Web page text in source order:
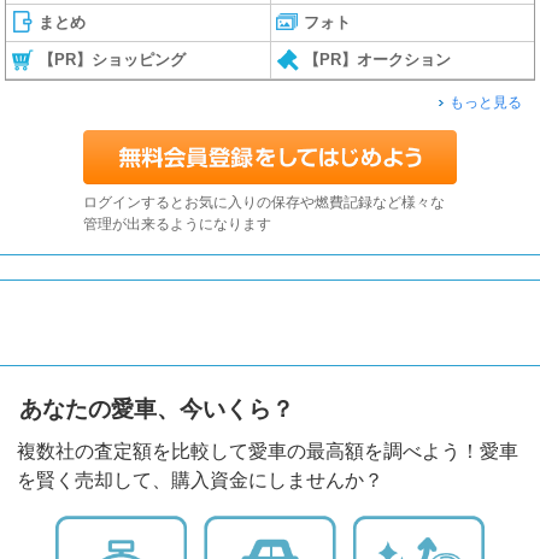
まとめ フォト
【PR】ショッピング 【PR】オークション
もっと見る
ログインするとお気に入りの保存や燃費記録など様々な
管理が出来るようになります
あなたの愛車、今いくら？
複数社の査定額を比較して愛車の最高額を調べよう！愛車
を賢く売却して、購入資金にしませんか？